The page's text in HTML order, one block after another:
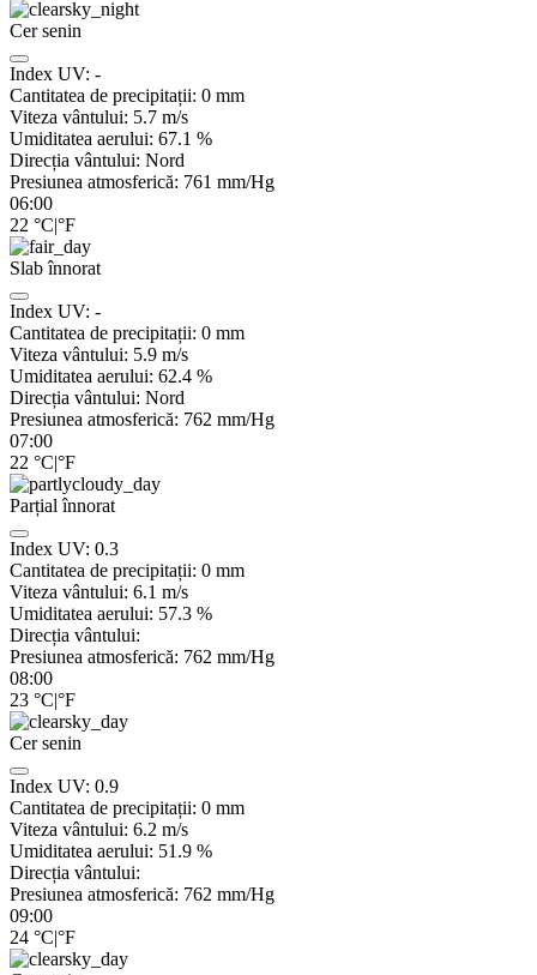
Cer senin
Index UV: -
Cantitatea de precipitații: 0 mm
Viteza vântului: 5.7 m/s
Umiditatea aerului: 67.1 %
Direcția vântului: Nord
Presiunea atmosferică: 761 mm/Hg
06:00
22 °C|°F
Slab înnorat
Index UV: -
Cantitatea de precipitații: 0 mm
Viteza vântului: 5.9 m/s
Umiditatea aerului: 62.4 %
Direcția vântului: Nord
Presiunea atmosferică: 762 mm/Hg
07:00
22 °C|°F
Parțial înnorat
Index UV: 0.3
Cantitatea de precipitații: 0 mm
Viteza vântului: 6.1 m/s
Umiditatea aerului: 57.3 %
Direcția vântului:
Presiunea atmosferică: 762 mm/Hg
08:00
23 °C|°F
Cer senin
Index UV: 0.9
Cantitatea de precipitații: 0 mm
Viteza vântului: 6.2 m/s
Umiditatea aerului: 51.9 %
Direcția vântului:
Presiunea atmosferică: 762 mm/Hg
09:00
24 °C|°F